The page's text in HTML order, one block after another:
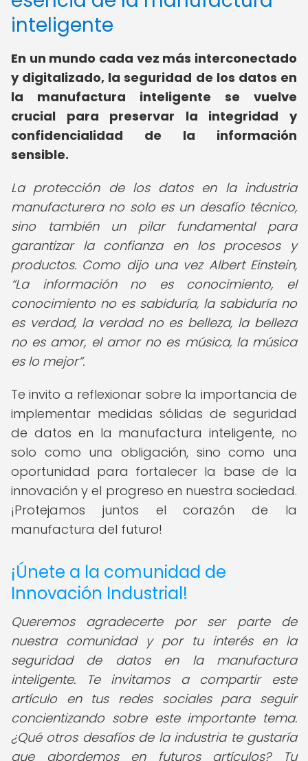
inteligente
En un mundo cada vez más interconectado
y digitalizado, la seguridad de los datos en
la manufactura inteligente se vuelve
crucial para preservar la integridad y
confidencialidad de la información
sensible.
La protección de los datos en la industria
manufacturera no solo es un desafío técnico,
sino también un pilar fundamental para
garantizar la confianza en los procesos y
productos. Como dijo una vez Albert Einstein,
La información no es conocimiento, el
conocimiento no es sabiduría, la sabiduría no
es verdad, la verdad no es belleza, la belleza
no es amor, el amor no es música, la música
es lo mejor .
Te invito a reflexionar sobre la importancia de
implementar medidas sólidas de seguridad
de datos en la manufactura inteligente, no
solo como una obligación, sino como una
oportunidad para fortalecer la base de la
innovación y el progreso en nuestra sociedad.
¡Protejamos juntos el corazón de la
manufactura del futuro!
¡Únete a la comunidad de
Innovación Industrial!
Queremos agradecerte por ser parte de
nuestra comunidad y por tu interés en la
seguridad de datos en la manufactura
inteligente. Te invitamos a compartir este
artículo en tus redes sociales para seguir
concientizando sobre este importante tema.
¿Qué otros desafíos de la industria te gustaría
que abordemos en futuros artículos? Tu